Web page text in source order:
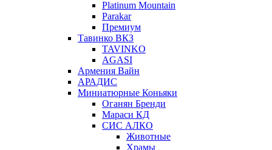
Platinum Mountain
Parakar
Премиум
Тавинко ВКЗ
TAVINKO
AGASI
Армения Вайн
АРАДИС
Миниатюрные Коньяки
Оганян Бренди
Мараси КД
СИС АЛКО
Животные
Храмы